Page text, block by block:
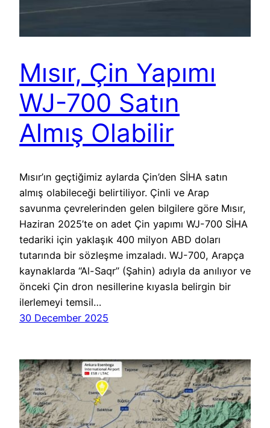
Mısır, Çin Yapımı
WJ-700 Satın
Almış Olabilir
Mısır’ın geçtiğimiz aylarda Çin’den SİHA satın
almış olabileceği belirtiliyor. Çinli ve Arap
savunma çevrelerinden gelen bilgilere göre Mısır,
Haziran 2025’te on adet Çin yapımı WJ-700 SİHA
tedariki için yaklaşık 400 milyon ABD doları
tutarında bir sözleşme imzaladı. WJ-700, Arapça
kaynaklarda “Al-Saqr” (Şahin) adıyla da anılıyor ve
önceki Çin dron nesillerine kıyasla belirgin bir
ilerlemeyi temsil…
30 December 2025